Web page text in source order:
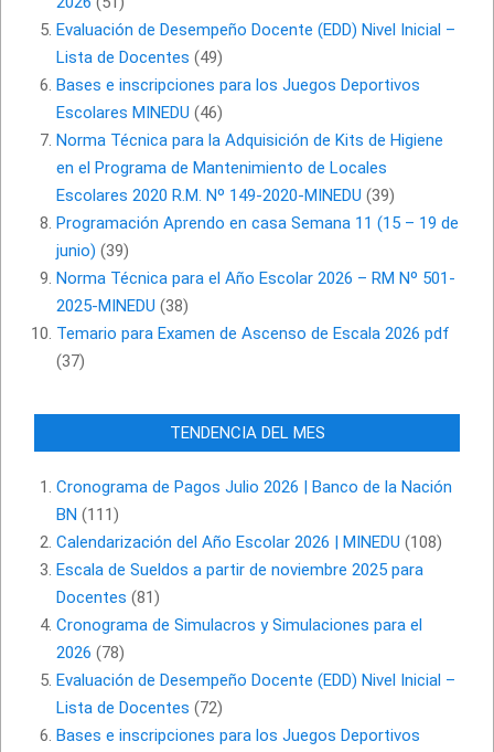
Evaluación de Desempeño Docente (EDD) Nivel Inicial –
Lista de Docentes (49)
Bases e inscripciones para los Juegos Deportivos
Escolares MINEDU (46)
Norma Técnica para la Adquisición de Kits de Higiene
en el Programa de Mantenimiento de Locales
Escolares 2020 R.M. Nº 149-2020-MINEDU (39)
Programación Aprendo en casa Semana 11 (15 – 19 de
junio) (39)
Norma Técnica para el Año Escolar 2026 – RM Nº 501-
2025-MINEDU (38)
Temario para Examen de Ascenso de Escala 2026 pdf
(37)
TENDENCIA DEL MES
Cronograma de Pagos Julio 2026 | Banco de la Nación
BN (111)
Calendarización del Año Escolar 2026 | MINEDU (108)
Escala de Sueldos a partir de noviembre 2025 para
Docentes (81)
Cronograma de Simulacros y Simulaciones para el
2026 (78)
Evaluación de Desempeño Docente (EDD) Nivel Inicial –
Lista de Docentes (72)
Bases e inscripciones para los Juegos Deportivos